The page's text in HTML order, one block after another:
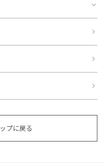
プに戻る